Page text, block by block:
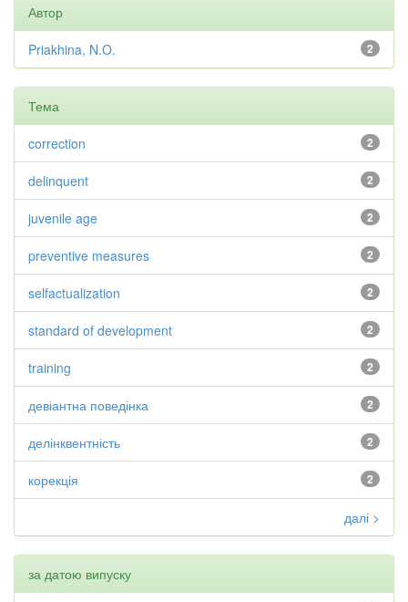
Автор
2
Priakhina, N.O.
Тема
2
correction
2
delinquent
2
juvenile age
2
preventive measures
2
selfactualization
2
standard of development
2
training
2
девіантна поведінка
2
делінквентність
2
корекція
далі >
за датою випуску